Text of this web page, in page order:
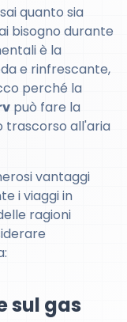
quanto sia
bisogno durante
è la
e rinfrescante,
perché la
può fare la
trascorso all'aria
vantaggi
i viaggi in
ragioni
sul gas